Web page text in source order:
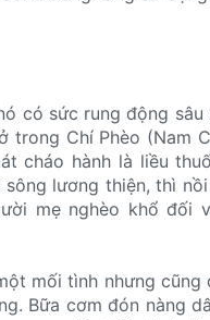
có sức rung động sâu
trong Chí Phèo (Nam
cháo hành là liều
lương thiện, thì
mẹ nghèo khổ đối
mối tình nhưng cũng
Bữa cơm đón nàng